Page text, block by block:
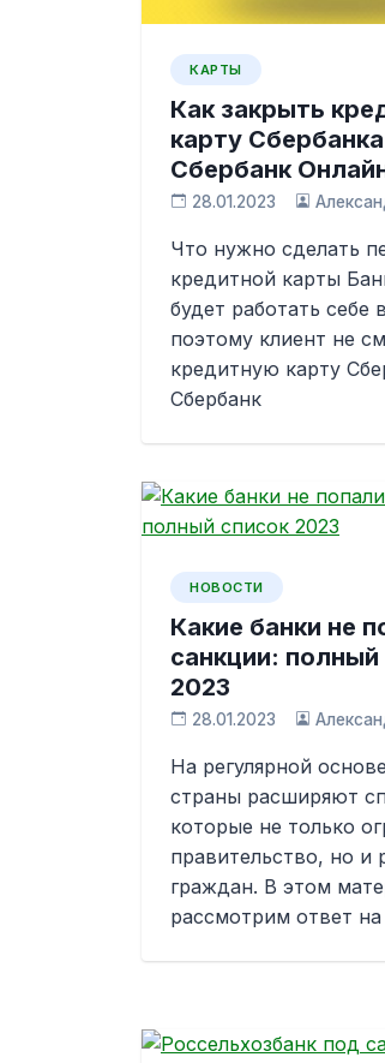
КАРТЫ
Как закрыть
карту
Сбербанк
28.01.2023
Что нужно сделать
кредитной карты
будет работать себе
поэтому клиент не
кредитную карту
Сбербанк
НОВОСТИ
Какие банки не
санкции: полный
2023
28.01.2023
На регулярной
страны расширяют
которые не только
правительство, но и
граждан. В этом
рассмотрим ответ